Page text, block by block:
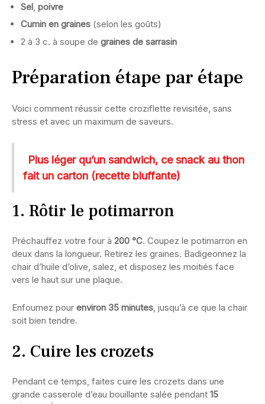
Sel poivre
Cumin en graines (selon les goûts)
2 à 3 c. à soupe de graines de sarrasin
Préparation étape par étape
Voici comment réussir cette croziflette revisitée, sans
stress et avec un maximum de saveurs.
Plus léger qu’un sandwich, ce snack au thon
fait un carton (recette bluffante)
1. Rôtir le potimarron
Préchauffez votre four à 200 °C. Coupez le potimarron en
deux dans la longueur. Retirez les graines. Badigeonnez la
chair d’huile d’olive, salez, et disposez les moitiés face
vers le haut sur une plaque.
Enfournez pour environ 35 minutes , jusqu’à ce que la chair
soit bien tendre.
2. Cuire les crozets
Pendant ce temps, faites cuire les crozets dans une
grande casserole d’eau bouillante salée pendant 15